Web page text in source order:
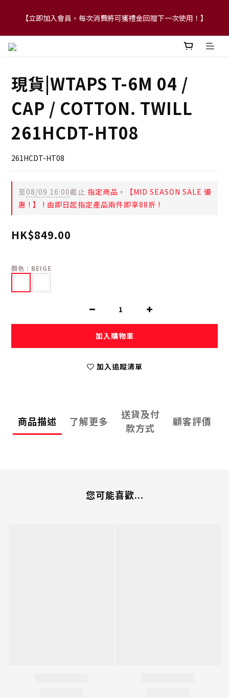
【FLASH SALE 兩件指定現貨產品即享88折】
【立即加入會員，每次消費將可獲禮金回贈下一次使用！】
【FLASH SALE 兩件指定現貨產品即享88折】
現貨|WTAPS T-6M 04 /
CAP / COTTON. TWILL
261HCDT-HT08
261HCDT-HT08
至08/09 16:00截止 指定商品，【MID SEASON SALE 優
惠 ! 】 ! 由即日起指定產品兩件即享88折 !
HK$849.00
顏色 : BEIGE
加入購物車
加入追蹤清單
商品描述 了解更多
送貨及付
款方式
顧客評價
您可能喜歡...